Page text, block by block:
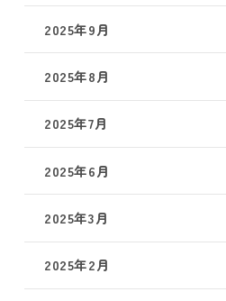
2025年9月
2025年8月
2025年7月
2025年6月
2025年3月
2025年2月